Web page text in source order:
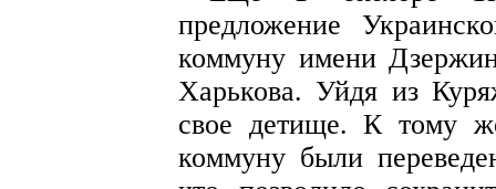
предложение
коммуну имени
Харькова. Уйдя из
свое детище. К тому
коммуну были